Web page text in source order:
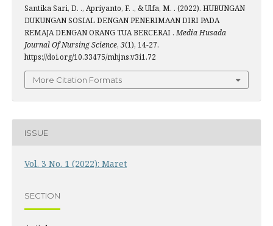
Santika Sari, D. ., Apriyanto, F. ., & Ulfa, M. . (2022). HUBUNGAN
DUKUNGAN SOSIAL DENGAN PENERIMAAN DIRI PADA
REMAJA DENGAN ORANG TUA BERCERAI .Media Husada
Journal Of Nursing Science, 3(1), 14-27.
https://doi.org/10.33475/mhjns.v3i1.72
More Citation Formats
ISSUE
Vol. 3 No. 1 (2022): Maret
SECTION